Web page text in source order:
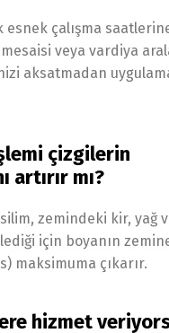
esnek çalışma
veya vardiya
aksatmadan
çizgilerin
artırır mı?
zemindeki kir, yağ
için boyanın
maksimuma çıkarır.
hizmet